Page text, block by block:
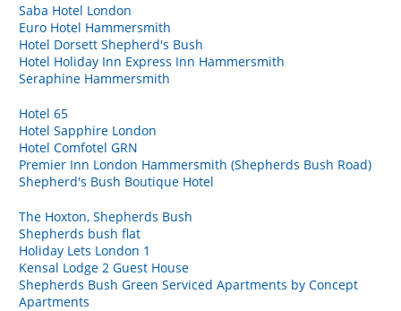
Saba Hotel London
Euro Hotel Hammersmith
Hotel Dorsett Shepherd's Bush
Hotel Holiday Inn Express Inn Hammersmith
Seraphine Hammersmith
Hotel 65
Hotel Sapphire London
Hotel Comfotel GRN
Premier Inn London Hammersmith (Shepherds Bush Road)
Shepherd's Bush Boutique Hotel
The Hoxton, Shepherds Bush
Shepherds bush flat
Holiday Lets London 1
Kensal Lodge 2 Guest House
Shepherds Bush Green Serviced Apartments by Concept
Apartments